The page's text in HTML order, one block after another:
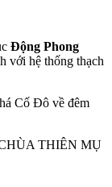
Động Phong
với hệ thống thạch
Cố Đô về đêm
THIÊN MỤ